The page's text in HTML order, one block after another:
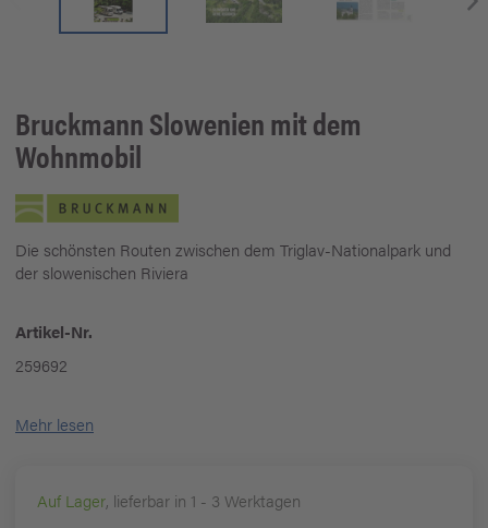
BruckmannSlowenien mit dem
Wohnmobil
Die schönsten Routen zwischen dem Triglav-Nationalpark und
der slowenischen Riviera
Artikel-Nr.
259692
Mehr lesen
Auf Lager, lieferbar in 1 - 3 Werktagen